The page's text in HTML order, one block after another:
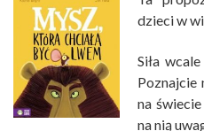
dzieci w
Siła
Poznajcie
na
na nią